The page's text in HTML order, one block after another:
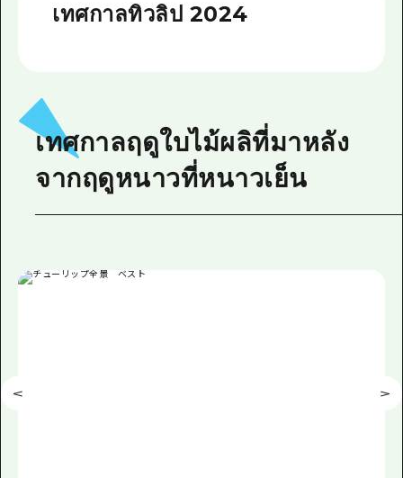
วิดีโอฮิโรชิม่า
ข้อมูลการขนส่งระหว่างเกิดภัยพิบัติ
เทศกาลทิวลิป 2024
เทศกาลฤดูใบไม้ผลิที่มาหลัง
จากฤดูหนาวที่หนาวเย็น